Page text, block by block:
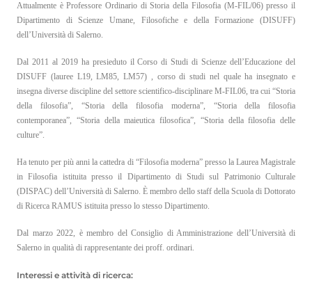
Attualmente è Professore Ordinario di Storia della Filosofia (M-FIL/06) presso il
Dipartimento di Scienze Umane, Filosofiche e della Formazione (DISUFF)
dell’Università di Salerno.
Dal 2011 al 2019 ha presieduto il Corso di Studi di Scienze dell’Educazione del
DISUFF (lauree L19, LM85, LM57) , corso di studi nel quale ha insegnato e
insegna diverse discipline del settore scientifico-disciplinare M-FIL06, tra cui “Storia
della filosofia”, “Storia della filosofia moderna”, “Storia della filosofia
contemporanea”, “Storia della maieutica filosofica”, “Storia della filosofia delle
culture”.
Ha tenuto per più anni la cattedra di “Filosofia moderna” presso la Laurea Magistrale
in Filosofia istituita presso il Dipartimento di Studi sul Patrimonio Culturale
(DISPAC) dell’Università di Salerno. È membro dello staff della Scuola di Dottorato
di Ricerca RAMUS istituita presso lo stesso Dipartimento.
Dal marzo 2022, è membro del Consiglio di Amministrazione dell’Università di
Salerno in qualità di rappresentante dei proff. ordinari.
Interessi e attività di ricerca: